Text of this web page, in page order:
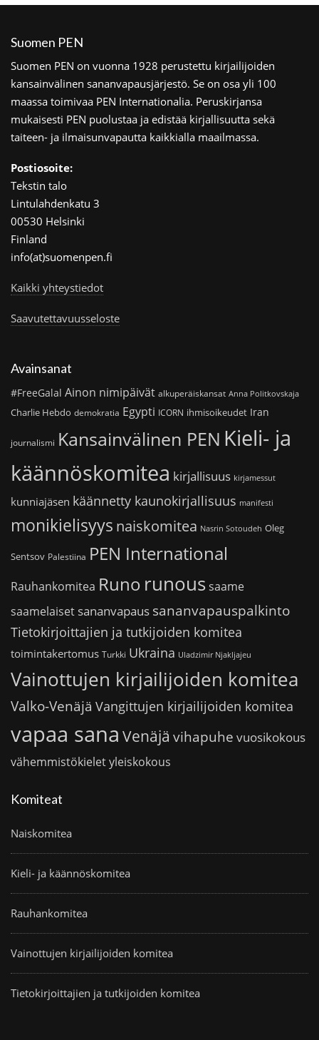
Suomen PEN
Suomen PEN on vuonna 1928 perustettu kirjailijoiden
kansainvälinen sananvapausjärjestö. Se on osa yli 100
maassa toimivaa PEN Internationalia. Peruskirjansa
mukaisesti PEN puolustaa ja edistää kirjallisuutta sekä
taiteen- ja ilmaisunvapautta kaikkialla maailmassa.
Postiosoite:
Tekstin talo
Lintulahdenkatu 3
00530 Helsinki
Finland
info(at)suomenpen.fi
Kaikki yhteystiedot
Saavutettavuusseloste
Avainsanat
#FreeGalal Ainon nimipäivät alkuperäiskansat Anna Politkovskaja
Charlie Hebdo demokratia Egypti ICORN ihmisoikeudet Iran
journalismi Kansainvälinen PEN Kieli- ja
käännöskomitea kirjallisuus kirjamessut
kunniajäsen käännetty kaunokirjallisuus manifesti
monikielisyys naiskomitea Nasrin Sotoudeh Oleg
Sentsov Palestiina PEN International
Rauhankomitea Runo runoussaame
saamelaiset sananvapaus sananvapauspalkinto
Tietokirjoittajien ja tutkijoiden komitea
toimintakertomus Turkki Ukraina Uladzimir Njakljajeu
Vainottujen kirjailijoiden komitea
Valko-Venäjä Vangittujen kirjailijoiden komitea
vapaa sana Venäjä vihapuhe vuosikokous
vähemmistökieletyleiskokous
Komiteat
Naiskomitea
Kieli- ja käännöskomitea
Rauhankomitea
Vainottujen kirjailijoiden komitea
Tietokirjoittajien ja tutkijoiden komitea